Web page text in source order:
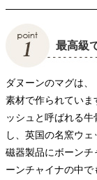
最高級
ダヌーンのマグは
素材で作られてい
ッシュと呼ばれる
し、英国の名窯ウ
磁器製品にボーンチ
ーンチャイナの中